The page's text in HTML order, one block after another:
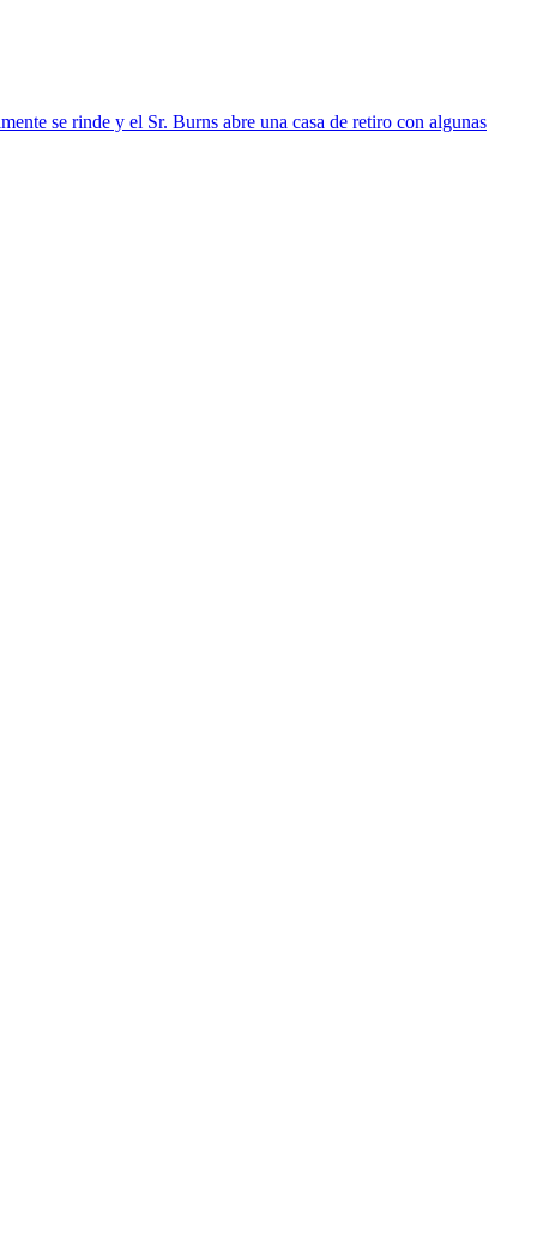
se rinde y el Sr. Burns abre una casa de retiro con algunas